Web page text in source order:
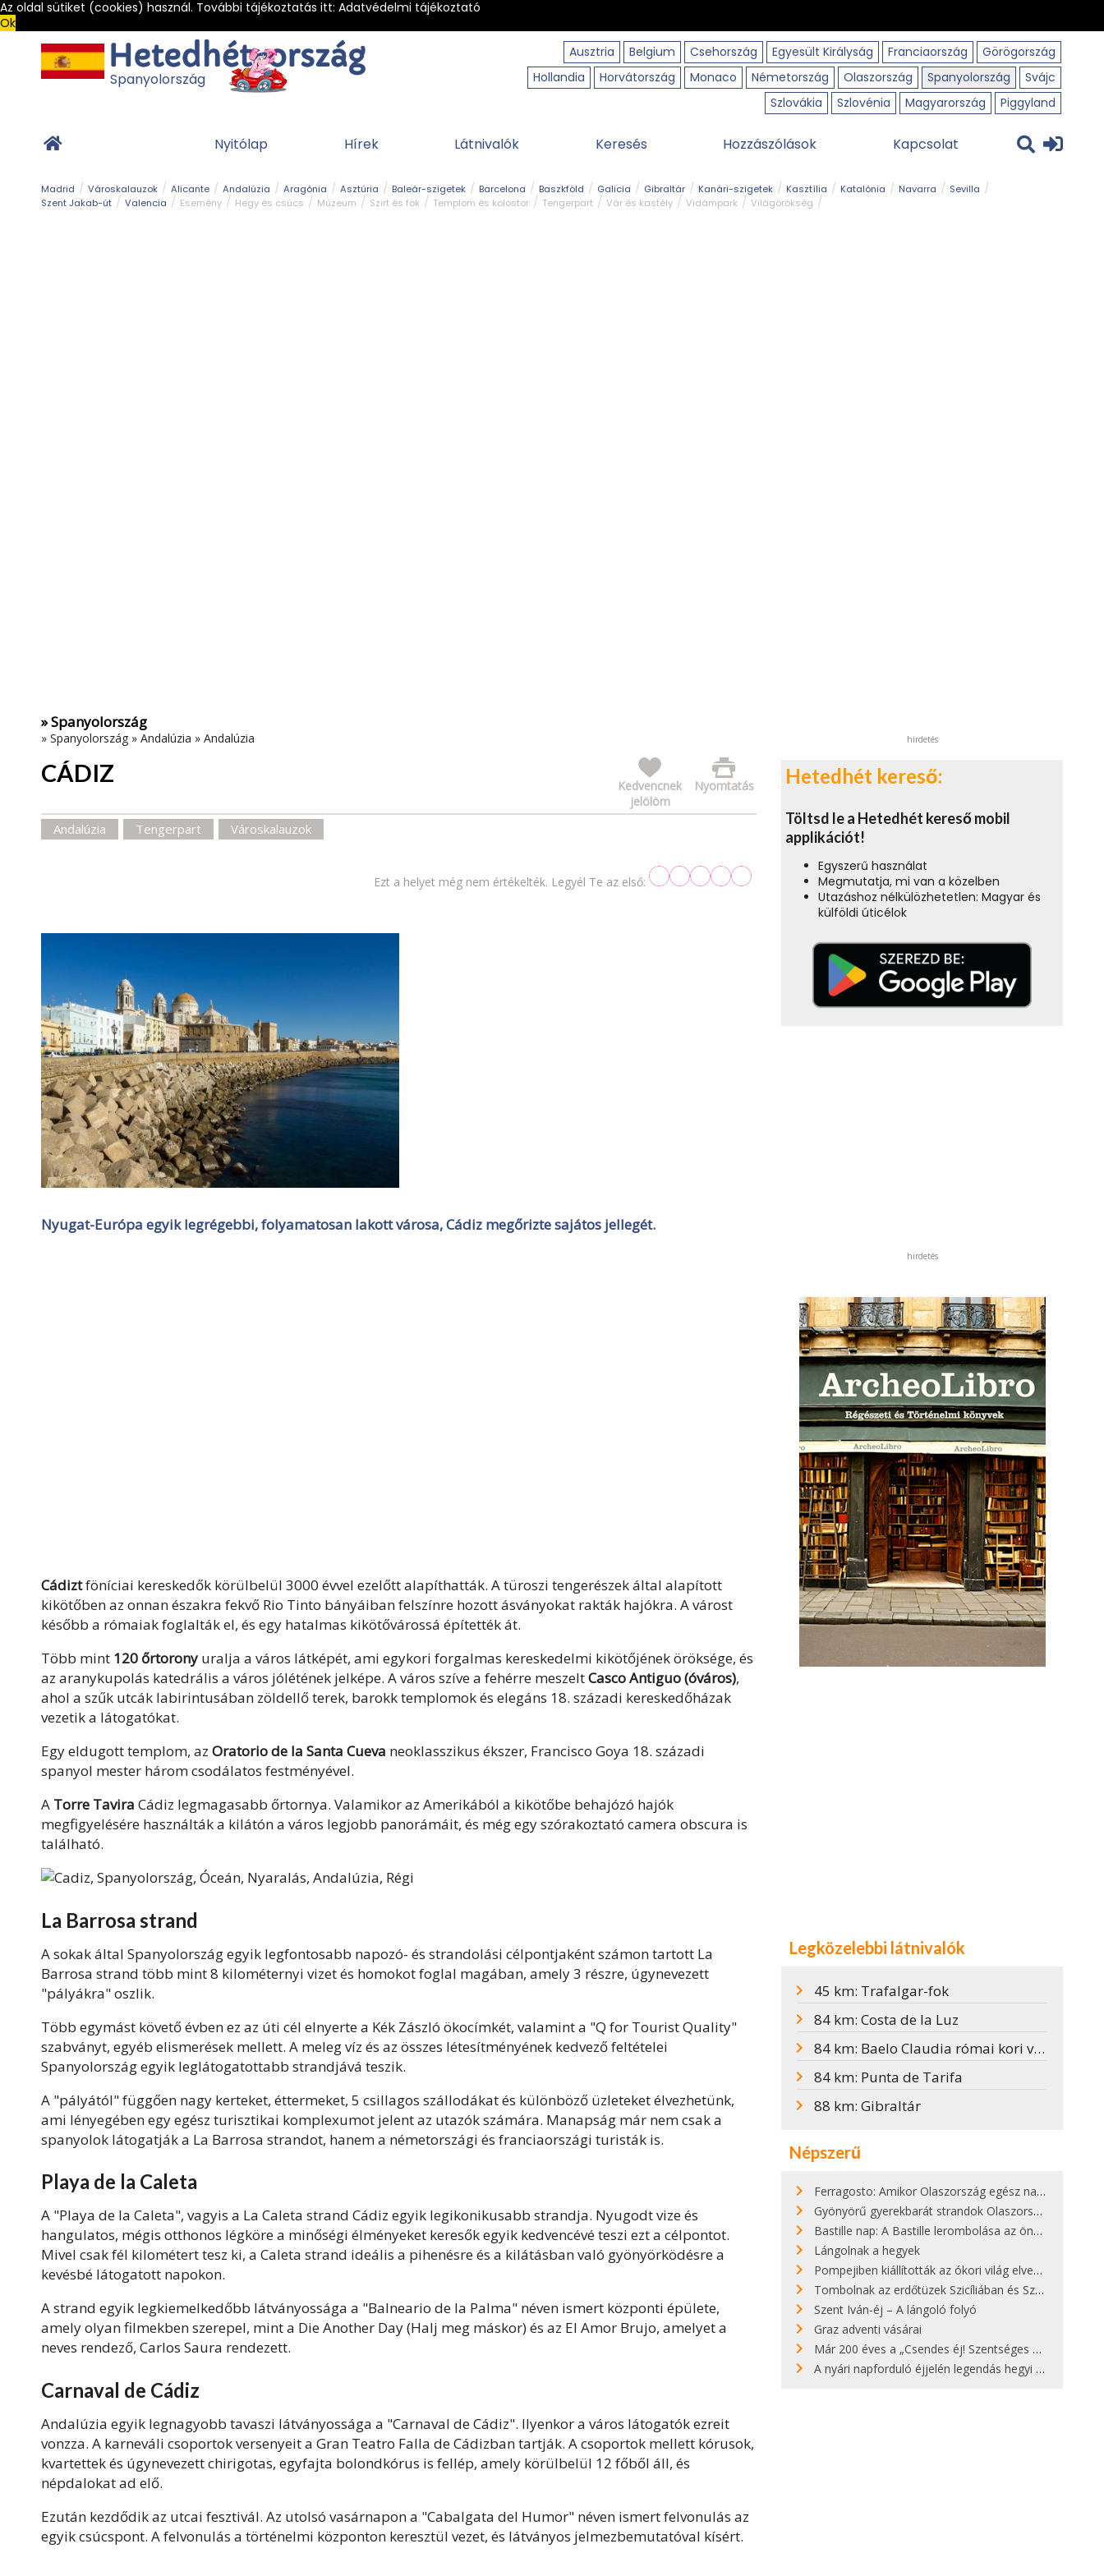
Az oldal sütiket (cookies) használ. További tájékoztatás itt: Adatvédelmi tájékoztató
Ok
Ausztria
Belgium Csehország Egyesült Királyság Franciaország
Görögország
Hollandia
Horvátország Monaco Németország Olaszország Spanyolország
Svájc
Szlovákia
Szlovénia Magyarország Piggyland
Spanyolország
Nyitólap Hírek Látnivalók Keresés Hozzászólások Kapcsolat
Madrid Városkalauzok Alicante Andalúzia Aragónia Asztúria Baleár-szigetek Barcelona Baszkföld Galicia Gibraltár Kanári-szigetek Kasztília Katalónia Navarra
Sevilla
Szent Jakab-út
Valencia Esemény Hegy és csúcs Múzeum Szirt és fok Templom és kolostor Tengerpart Vár és kastély Vidámpark Világörökség
» Spanyolország
» Spanyolország » Andalúzia » Andalúzia
CÁDIZ Nyomtatás
Kedvencnek
jelölöm
Andalúzia Tengerpart Városkalauzok
Ezt a helyet még nem értékelték. Legyél Te az első:
Nyugat-Európa egyik legrégebbi, folyamatosan lakott városa, Cádiz megőrizte sajátos jellegét.
Cádiztföníciai kereskedők körülbelül 3000 évvel ezelőtt alapíthatták. A türoszi tengerészek által alapított
kikötőben az onnan északra fekvő Rio Tinto bányáiban felszínre hozott ásványokat rakták hajókra. A várost
később a rómaiak foglalták el, és egy hatalmas kikötővárossá építették át.
Több mint 120 őrtorony uralja a város látképét, ami egykori forgalmas kereskedelmi kikötőjének öröksége, és
az aranykupolás katedrális a város jólétének jelképe. A város szíve a fehérre meszeltCasco Antiguo (óváros),
ahol a szűk utcák labirintusában zöldellő terek, barokk templomok és elegáns 18. századi kereskedőházak
vezetik a látogatókat.
Egy eldugott templom, az Oratorio de la Santa Cueva neoklasszikus ékszer, Francisco Goya 18. századi
spanyol mester három csodálatos festményével.
A Torre Tavira Cádiz legmagasabb őrtornya. Valamikor az Amerikából a kikötőbe behajózó hajók
megfigyelésére használták a kilátón a város legjobb panorámáit, és még egy szórakoztató camera obscura is
található.
La Barrosa strand
A sokak által Spanyolország egyik legfontosabb napozó- és strandolási célpontjaként számon tartott La
Barrosa strand több mint 8 kilométernyi vizet és homokot foglal magában, amely 3 részre, úgynevezett
"pályákra" oszlik.
Több egymást követő évben ez az úti cél elnyerte a Kék Zászló ökocímkét, valamint a "Q for Tourist Quality"
szabványt, egyéb elismerések mellett. A meleg víz és az összes létesítményének kedvező feltételei
Spanyolország egyik leglátogatottabb strandjává teszik.
A "pályától" függően nagy kerteket, éttermeket, 5 csillagos szállodákat és különböző üzleteket élvezhetünk,
ami lényegében egy egész turisztikai komplexumot jelent az utazók számára. Manapság már nem csak a
spanyolok látogatják a La Barrosa strandot, hanem a németországi és franciaországi turisták is.
Playa de la Caleta
A "Playa de la Caleta", vagyis a La Caleta strand Cádiz egyik legikonikusabb strandja. Nyugodt vize és
hangulatos, mégis otthonos légköre a minőségi élményeket keresők egyik kedvencévé teszi ezt a célpontot.
Mivel csak fél kilométert tesz ki, a Caleta strand ideális a pihenésre és a kilátásban való gyönyörködésre a
kevésbé látogatott napokon.
A strand egyik legkiemelkedőbb látványossága a "Balneario de la Palma" néven ismert központi épülete,
amely olyan filmekben szerepel, mint a Die Another Day (Halj meg máskor) és az El Amor Brujo, amelyet a
neves rendező, Carlos Saura rendezett.
Carnaval de Cádiz
Andalúzia egyik legnagyobb tavaszi látványossága a "Carnaval de Cádiz". Ilyenkor a város látogatók ezreit
vonzza. A karneváli csoportok versenyeit a Gran Teatro Falla de Cádizban tartják. A csoportok mellett kórusok,
kvartettek és úgynevezett chirigotas, egyfajta bolondkórus is fellép, amely körülbelül 12 főből áll, és
népdalokat ad elő.
Ezután kezdődik az utcai fesztivál. Az utolsó vasárnapon a "Cabalgata del Humor" néven ismert felvonulás az
egyik csúcspont. A felvonulás a történelmi központon keresztül vezet, és látványos jelmezbemutatóval kísért.
hirdetés
Hetedhét kereső:
Töltsd le a Hetedhét kereső mobil
applikációt!
Egyszerű használat
Megmutatja, mi van a közelben
Utazáshoz nélkülözhetetlen: Magyar és
külföldi úticélok
hirdetés
Legközelebbi látnivalók
45 km: Trafalgar-fok
84 km: Costa de la Luz
84 km: Baelo Claudia római kori város
84 km: Punta de Tarifa
88 km: Gibraltár
Népszerű
Ferragosto: Amikor Olaszország egész nap nyaral
Gyönyörű gyerekbarát strandok Olaszországban - megmutatjuk a 15 legjobbat
Bastille nap: A Bastille lerombolása az önkényuralom végét jelentette
Lángolnak a hegyek
Pompejiben kiállították az ókori világ elveszett híres szobrának másolatát
Tombolnak az erdőtüzek Szicíliában és Szardínián
Szent Iván-éj – A lángoló folyó
Graz adventi vásárai
Már 200 éves a „Csendes éj! Szentséges éj!”
A nyári napforduló éjjelén legendás hegyi tüzek világítják meg Zugspitzét